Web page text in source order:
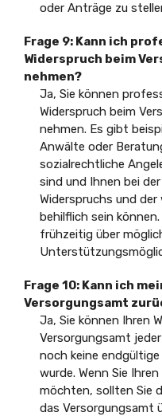
oder Anträge zu
Frage 9: Kann ich
Widerspruch beim
nehmen?
Ja, Sie können
Widerspruch beim
nehmen. Es gibt
Anwälte oder
sozialrechtliche
sind und Ihnen bei
Widerspruchs und
behilflich sein
frühzeitig über
Frage 10: Kann ich
Versorgungsamt
Ja, Sie können Ihren
Versorgungsamt
noch keine
wurde. Wenn Sie
möchten, sollten Sie
das Versorgungsamt